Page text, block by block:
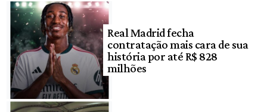
Real Madrid fecha
contratação mais cara de sua
história por até R$ 828
milhões